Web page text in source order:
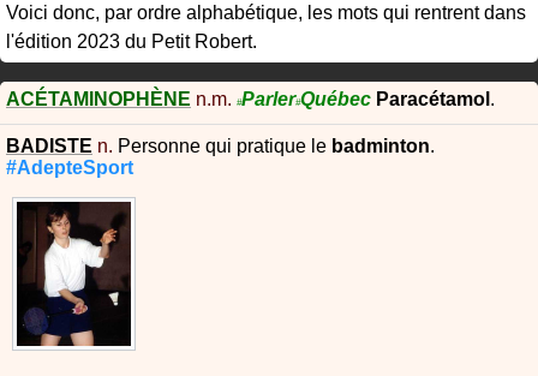
Voici donc, par ordre alphabétique, les mots qui rentrent dans
l'édition 2023 du Petit Robert.
ACÉTAMINOPHÈNE n.m. #Parler#Québec Paracétamol.
BADISTE n. Personne qui pratique le badminton.
#AdepteSport